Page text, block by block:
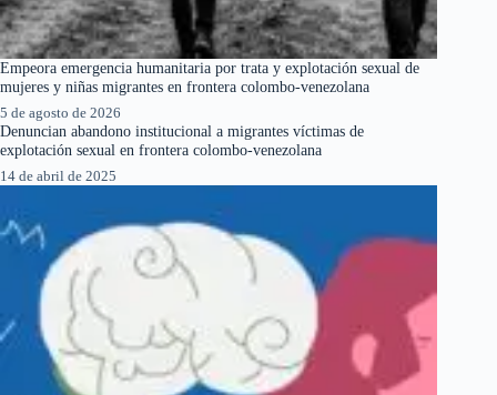
Empeora emergencia humanitaria por trata y explotación sexual de
mujeres y niñas migrantes en frontera colombo-venezolana
5 de agosto de 2026
Denuncian abandono institucional a migrantes víctimas de
explotación sexual en frontera colombo-venezolana
14 de abril de 2025